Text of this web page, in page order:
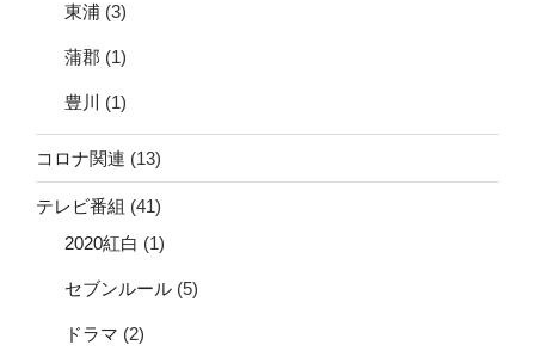
東浦 (3)
蒲郡 (1)
豊川 (1)
コロナ関連 (13)
テレビ番組 (41)
2020紅白 (1)
セブンルール (5)
ドラマ (2)